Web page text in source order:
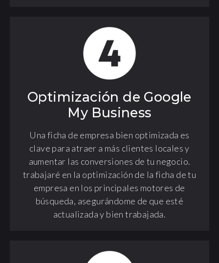
Optimización de Google
My Business
Una ficha de empresa bien optimizada es
clave para atraer a más clientes locales y
aumentar las conversiones de tu negocio.
trabajaré en la optimización de la ficha de tu
empresa en los principales motores de
búsqueda, asegurándome de que esté
actualizada y bien trabajada.